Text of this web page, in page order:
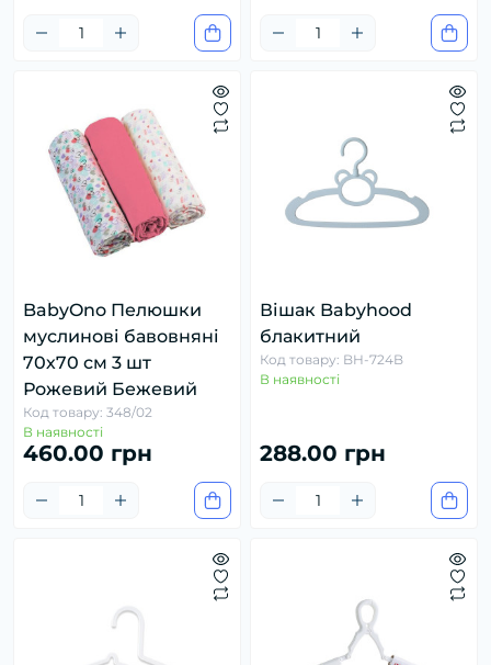
BabyOno Пелюшки
муслинові бавовняні
70х70 см 3 шт
Рожевий Бежевий
Код товару: 348/02
В наявності
460.00 грн
Вішак Babyhood
блакитний
Код товару: BH-724B
В наявності
288.00 грн